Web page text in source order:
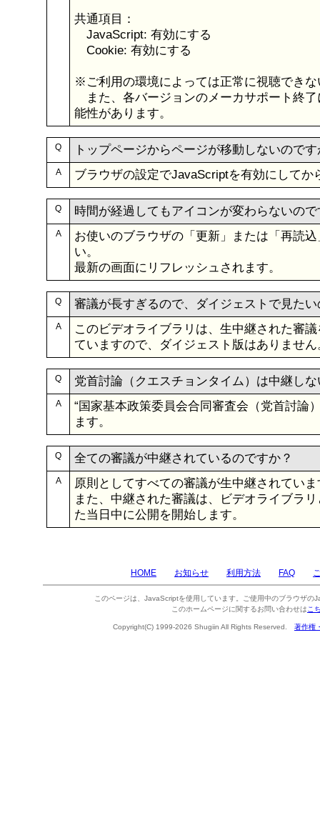
共通項目：
JavaScript: 有効にする
Cookie: 有効にする
※ご利用の環境によっては正常に視聴でき
また、各バージョンのメーカサポート終
能性があります。
Q トップページからページが移動しないので
A ブラウザの設定でJavaScriptを有効にしてか
Q 時間が経過してもアイコンが変わらないの
A
お使いのブラウザの「更新」または「再読
い。
最新の画面にリフレッシュされます。
Q 審議が長すぎるので、ダイジェストで見た
A
このビデオライブラリは、生中継された審
ていますので、ダイジェスト版はありません
Q 党首討論（クエスチョンタイム）は中継し
A
“国家基本政策委員会合同審査会（党首討論
ます。
Q 全ての審議が中継されているのですか？
A
原則としてすべての審議が生中継されていま
また、中継された審議は、ビデオライブラ
た当日中に公開を開始します。
HOME お知らせ 利用方法 FAQ
このページは、JavaScriptを使用しています。ご使用中のブラウザの
このホームページに関するお問い合わせは こ
Copyright(C) 1999-2026 Shugiin All Rights Reserved. 著作権